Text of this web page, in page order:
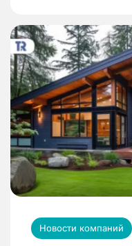
Новости компаний